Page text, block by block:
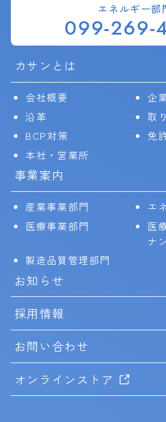
エネルギー部
099-269-
カサンとは
会社概要
企
沿革
取
BCP対策
免
本社・営業所
事業案内
産業事業部門
エ
医療事業部門
医
ナ
製造品質管理部門
お知らせ
採用情報
お問い合わせ
オンラインストア